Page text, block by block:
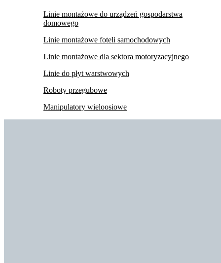
Linie montażowe do urządzeń gospodarstwa
domowego
Linie montażowe foteli samochodowych
Linie montażowe dla sektora motoryzacyjnego
Linie do płyt warstwowych
Roboty przegubowe
Manipulatory wieloosiowe